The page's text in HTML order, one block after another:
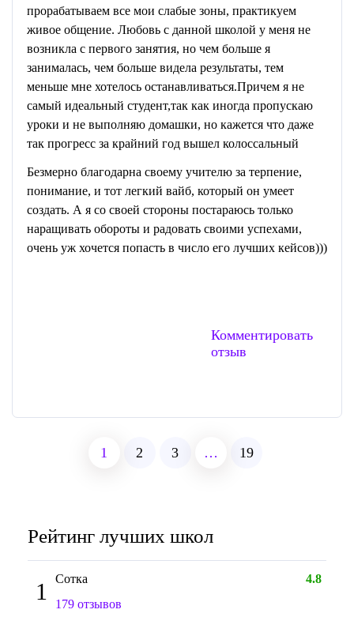
прорабатываем все мои слабые зоны, практикуем
живое общение. Любовь с данной школой у меня не
возникла с первого занятия, но чем больше я
занималась, чем больше видела результаты, тем
меньше мне хотелось останавливаться.Причем я не
самый идеальный студент,так как иногда пропускаю
уроки и не выполняю домашки, но кажется что даже
так прогресс за крайний год вышел колоссальный
Безмерно благодарна своему учителю за терпение,
понимание, и тот легкий вайб, который он умеет
создать. А я со своей стороны постараюсь только
наращивать обороты и радовать своими успехами,
очень уж хочется попасть в число его лучших кейсов)))
Комментировать
отзыв
1 2 3 … 19
Рейтинг лучших школ
1 Сотка
4.8
179 отзывов